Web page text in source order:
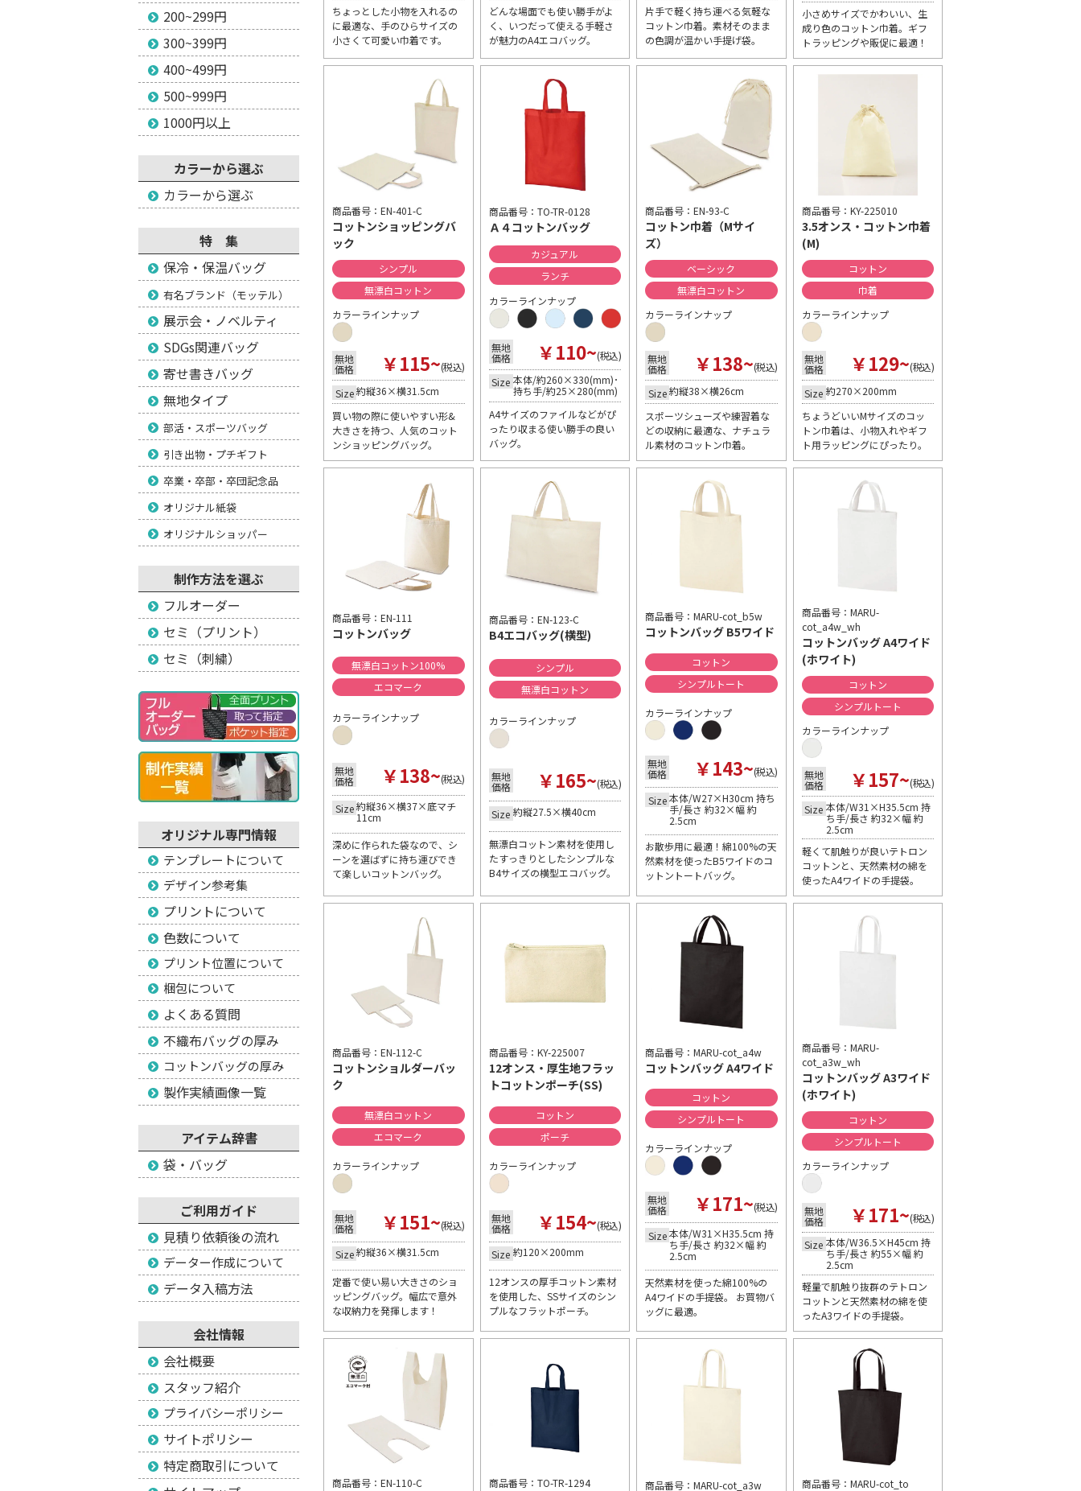
ちょっとした小物を入れるの
に最適な、手のひらサイズの
小さくて可愛い巾着です。
どんな場面でも使い勝手がよ
く、いつだって使える手軽さ
が魅力のA4エコバッグ。
片手で軽く持ち運べる気軽な
コットン巾着。素材そのまま
の色調が温かい手提げ袋。
小さめサイズでかわいい、生
成り色のコットン巾着。ギフ
トラッピングや販促に最適！
商品番号：EN-401-C
コットンショッピングバ
ック
シンプル
無漂白コットン
カラーラインナップ
無地
価格 ￥115~(税込)
Size 約縦36×横31.5cm
買い物の際に使いやすい形&
大きさを持つ、人気のコット
ンショッピングバッグ。
商品番号：TO-TR-0128
Ａ４コットンバッグ
カジュアル
ランチ
カラーラインナップ
無地
価格 ￥110~(税込)
Size 本体/約260×330(mm)･
持ち手/約25×280(mm)
A4サイズのファイルなどがぴ
ったり収まる使い勝手の良い
バッグ。
商品番号：EN-93-C
コットン巾着（Mサイ
ズ）
ベーシック
無漂白コットン
カラーラインナップ
無地
価格 ￥138~(税込)
Size 約縦38×横26cm
スポーツシューズや練習着な
どの収納に最適な、ナチュラ
ル素材のコットン巾着。
商品番号：KY-225010
3.5オンス・コットン巾着
(M)
コットン
巾着
カラーラインナップ
無地
価格 ￥129~(税込)
Size 約270×200mm
ちょうどいいMサイズのコッ
トン巾着は、小物入れやギフ
ト用ラッピングにぴったり。
商品番号：EN-111
コットンバッグ
無漂白コットン100%
エコマーク
カラーラインナップ
無地
価格 ￥138~(税込)
Size 約縦36×横37×底マチ
11cm
深めに作られた袋なので、シ
ーンを選ばずに持ち運びでき
て楽しいコットンバッグ。
商品番号：EN-123-C
B4エコバッグ(横型)
シンプル
無漂白コットン
カラーラインナップ
無地
価格 ￥165~(税込)
Size 約縦27.5×横40cm
無漂白コットン素材を使用し
たすっきりとしたシンプルな
B4サイズの横型エコバッグ。
商品番号：MARU-cot_b5w
コットンバッグ B5ワイド
コットン
シンプルトート
カラーラインナップ
無地
価格 ￥143~(税込)
Size 本体/W27×H30cm 持ち
手/長さ 約32×幅 約
2.5cm
お散歩用に最適！綿100%の天
然素材を使ったB5ワイドのコ
ットントートバッグ。
商品番号：MARU-
cot_a4w_wh
コットンバッグ A4ワイド
(ホワイト)
コットン
シンプルトート
カラーラインナップ
無地
価格 ￥157~(税込)
Size 本体/W31×H35.5cm 持
ち手/長さ 約32×幅 約
2.5cm
軽くて肌触りが良いテトロン
コットンと、天然素材の綿を
使ったA4ワイドの手提袋。
商品番号：EN-112-C
コットンショルダーバッ
ク
無漂白コットン
エコマーク
カラーラインナップ
無地
価格 ￥151~(税込)
Size 約縦36×横31.5cm
定番で使い易い大きさのショ
ッピングバッグ。幅広で意外
な収納力を発揮します！
商品番号：KY-225007
12オンス・厚生地フラッ
トコットンポーチ(SS)
コットン
ポーチ
カラーラインナップ
無地
価格 ￥154~(税込)
Size 約120×200mm
12オンスの厚手コットン素材
を使用した、SSサイズのシン
プルなフラットポーチ。
商品番号：MARU-cot_a4w
コットンバッグ A4ワイド
コットン
シンプルトート
カラーラインナップ
無地
価格 ￥171~(税込)
Size 本体/W31×H35.5cm 持
ち手/長さ 約32×幅 約
2.5cm
天然素材を使った綿100%の
A4ワイドの手提袋。 お買物バ
ッグに最適。
商品番号：MARU-
cot_a3w_wh
コットンバッグ A3ワイド
(ホワイト)
コットン
シンプルトート
カラーラインナップ
無地
価格 ￥171~(税込)
Size 本体/W36.5×H45cm 持
ち手/長さ 約55×幅 約
2.5cm
軽量で肌触り抜群のテトロン
コットンと天然素材の綿を使
ったA3ワイドの手提袋。
商品番号：EN-110-C 商品番号：TO-TR-1294 商品番号：MARU-cot_a3w 商品番号：MARU-cot_to
200~299円
300~399円
400~499円
500~999円
1000円以上
カラーから選ぶ
カラーから選ぶ
特 集
保冷・保温バッグ
有名ブランド（モッテル）
展示会・ノベルティ
SDGs関連バッグ
寄せ書きバッグ
無地タイプ
部活・スポーツバッグ
引き出物・プチギフト
卒業・卒部・卒団記念品
オリジナル紙袋
オリジナルショッパー
制作方法を選ぶ
フルオーダー
セミ（プリント）
セミ（刺繍）
オリジナル専門情報
テンプレートについて
デザイン参考集
プリントについて
色数について
プリント位置について
梱包について
よくある質問
不織布バッグの厚み
コットンバッグの厚み
製作実績画像一覧
アイテム辞書
袋・バッグ
ご利用ガイド
見積り依頼後の流れ
データー作成について
データ入稿方法
会社情報
会社概要
スタッフ紹介
プライバシーポリシー
サイトポリシー
特定商取引について